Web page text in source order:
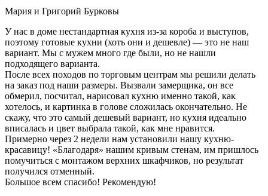
Мария и Григорий Бурковы
У нас в доме нестандартная кухня из-за короба и выступов,
поэтому готовые кухни (хоть они и дешевле) — это не наш
вариант. Мы с мужем много где были, но не нашли
подходящего варианта.
После всех походов по торговым центрам мы решили делать
на заказ под наши размеры. Вызвали замерщика, он все
обмерил, посчитал, нарисовал кухню именно такой, как
хотелось, и картинка в голове сложилась окончательно. Не
скажу, что это самый дешевый вариант, но кухня идеально
вписалась и цвет выбрала такой, как мне нравится.
Примерно через 2 недели нам установили нашу кухню-
красавицу! «Благодаря» нашим кривым стенам, им пришлось
помучиться с монтажом верхних шкафчиков, но результат
получился отменный.
Большое всем спасибо! Рекомендую!